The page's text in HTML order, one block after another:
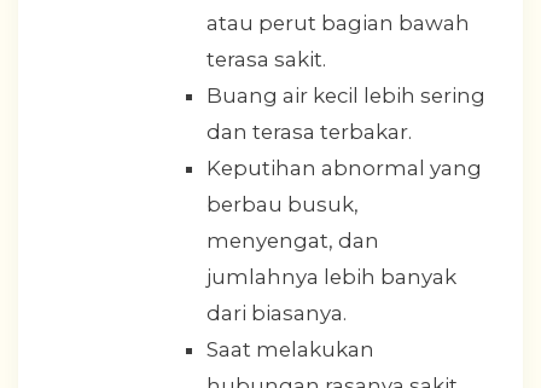
atau perut bagian bawah
terasa sakit.
Buang air kecil lebih sering
dan terasa terbakar.
Keputihan abnormal yang
berbau busuk,
menyengat, dan
jumlahnya lebih banyak
dari biasanya.
Saat melakukan